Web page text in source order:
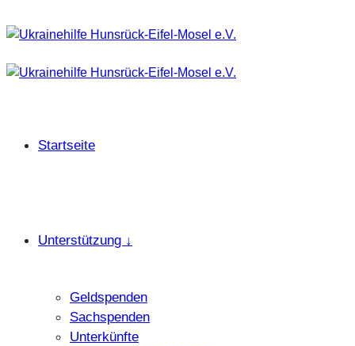
Startseite
Unterstützung ↓
Geldspenden
Sachspenden
Unterkünfte